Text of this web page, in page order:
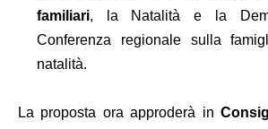
familiari, la Natalità e la
Conferenza regionale sulla
natalità.
La proposta ora approderà in